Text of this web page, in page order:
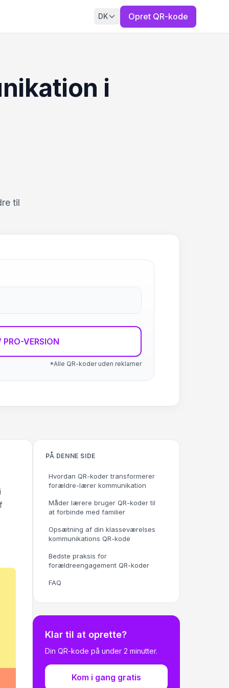
DK Opret QR-kode
i
til
PRO-VERSION
*Alle QR-koder uden reklamer
PÅ DENNE SIDE
Hvordan QR-koder transformerer
forældre-lærer kommunikation
Måder lærere bruger QR-koder til
at forbinde med familier
Opsætning af din klasseværelses
kommunikations QR-kode
Bedste praksis for
forældreengagement QR-koder
FAQ
Klar til at oprette?
Din QR-kode på under 2 minutter.
Kom i gang gratis